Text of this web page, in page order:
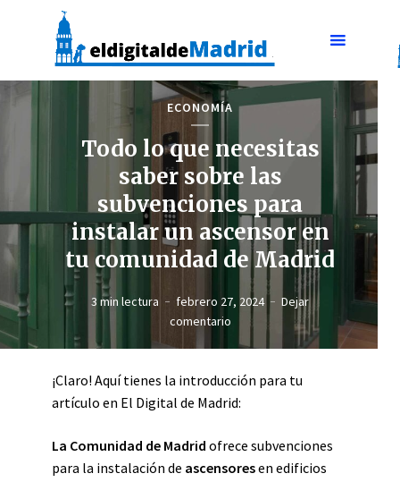
ECONOMÍA
Todo lo que necesitas
saber sobre las
subvenciones para
instalar un ascensor en
tu comunidad de Madrid
3 min lectura febrero 27, 2024
Dejar
comentario
¡Claro! Aquí tienes la introducción para tu
artículo en El Digital de Madrid:
La Comunidad de Madrid ofrece subvenciones
para la instalación de ascensoresen edificios